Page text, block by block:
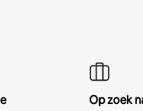
Op zoek